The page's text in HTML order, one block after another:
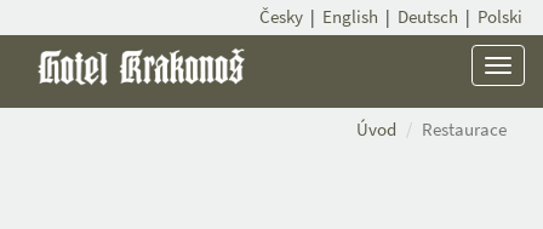
Česky | English | Deutsch | Polski
Menu
Úvod Restaurace